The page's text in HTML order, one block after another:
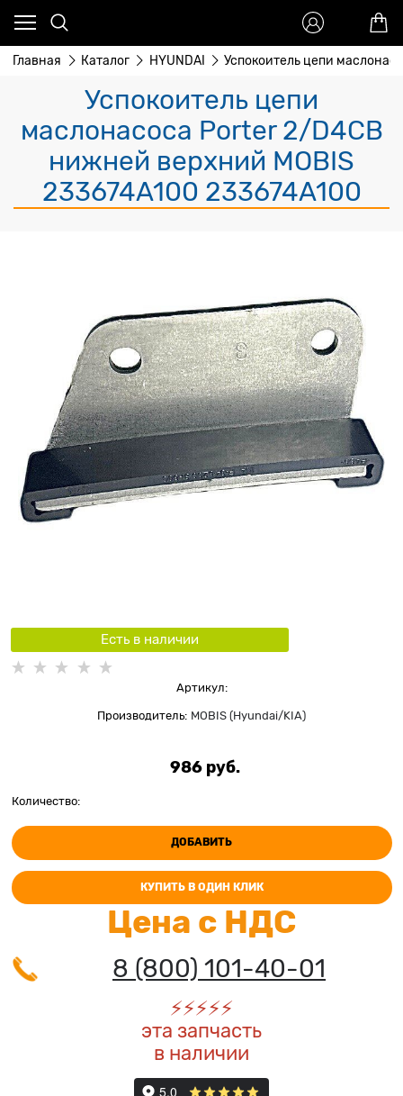
Главная Каталог HYUNDAI Успокоитель цепи
Успокоитель цепи
маслонасоса Porter 2/D4CB
нижней верхний MOBIS
233674A100 233674A100
Есть в наличии
Артикул:
Производитель: MOBIS (Hyundai/KIA)
986 руб.
Количество:
ДОБАВИТЬ
КУПИТЬ В ОДИН КЛИК
Цена с НДС
8 (800) 101-40-01
⚡️⚡️⚡️⚡️⚡️
эта запчасть
в наличии